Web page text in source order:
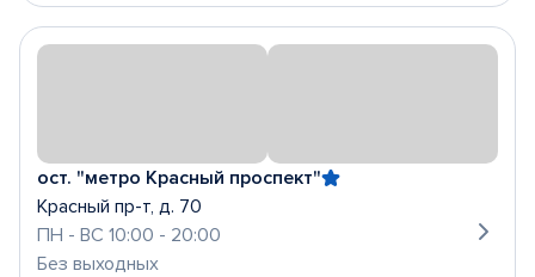
ост. "метро Красный проспект"
Красный пр-т, д. 70
ПН - ВС 10:00 - 20:00
Без выходных